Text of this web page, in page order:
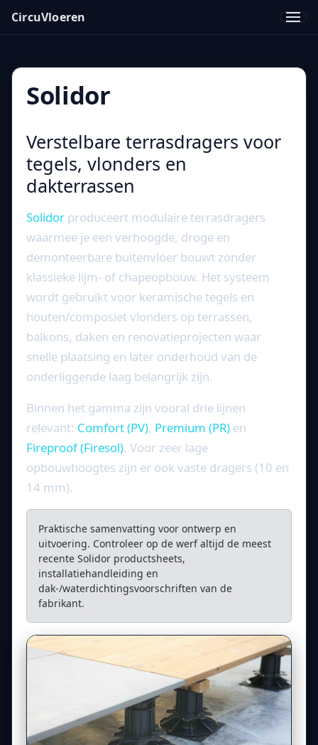
CircuVloeren
Solidor
Verstelbare terrasdragers voor
tegels, vlonders en
dakterrassen
Solidor produceert modulaire terrasdragers
waarmee je een verhoogde, droge en
demonteerbare buitenvloer bouwt zonder
klassieke lijm- of chapeopbouw. Het systeem
wordt gebruikt voor keramische tegels en
houten/composiet vlonders op terrassen,
balkons, daken en renovatieprojecten waar
snelle plaatsing en later onderhoud van de
onderliggende laag belangrijk zijn.
Binnen het gamma zijn vooral drie lijnen
relevant: Comfort (PV), Premium (PR) en
Fireproof (Firesol). Voor zeer lage
opbouwhoogtes zijn er ook vaste dragers (10 en
14 mm).
Praktische samenvatting voor ontwerp en
uitvoering. Controleer op de werf altijd de meest
recente Solidor productsheets,
installatiehandleiding en
dak-/waterdichtingsvoorschriften van de
fabrikant.